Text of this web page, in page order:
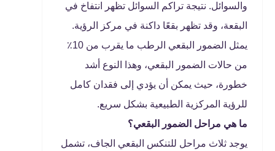
والسوائل. نتيجة تراكم السوائل تظهر انتفاخ في
البقعة، وقد تظهر بقعًا داكنة في مركز الرؤية.
يمثل الضمور البقعي الرطب ما يقرب من 10٪
من حالات الضمور البقعي، وهذا النوع أشد
خطورة، حيث يمكن أن يؤدي إلى فقدان كامل
للرؤية المركزية الطبيعية بشكل سريع.
ما هي مراحل الضمور البقعي؟
يوجد ثلاث مراحل للتنكس البقعي الجاف، تشمل